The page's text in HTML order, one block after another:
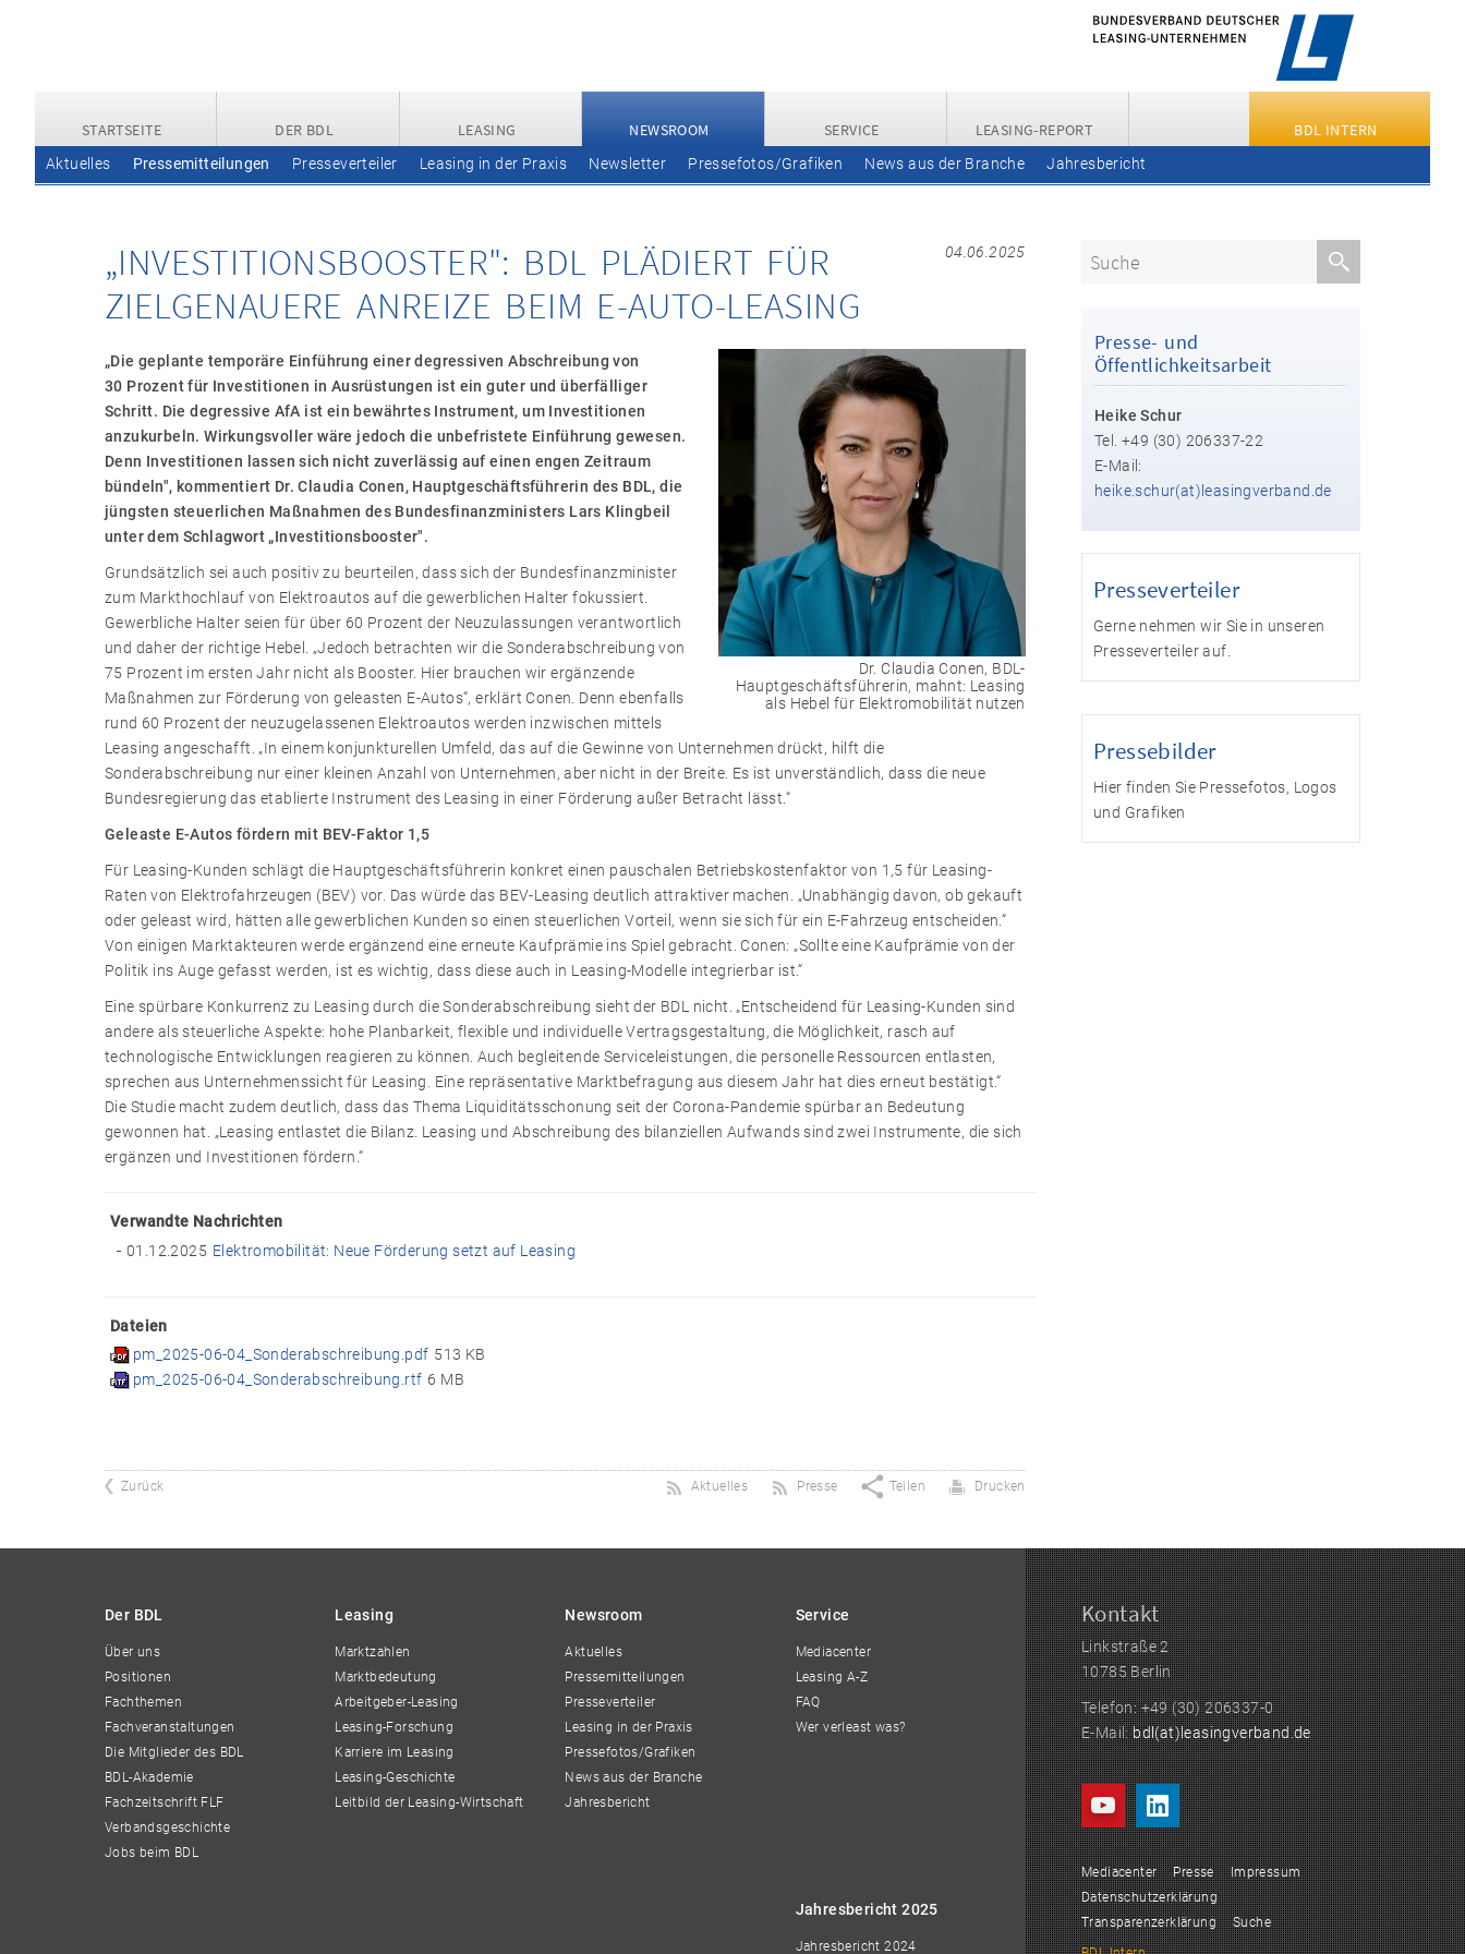
STARTSEITE DER BDL LEASING NEWSROOM SERVICE LEASING-REPORT BDL INTERN
Aktuelles Pressemitteilungen Presseverteiler Leasing in der Praxis Newsletter Pressefotos/Grafiken News aus der Branche Jahresbericht
04.06.2025
„INVESTITIONSBOOSTER": BDL PLÄDIERT FÜR
ZIELGENAUERE ANREIZE BEIM E-AUTO-LEASING
Dr. Claudia Conen, BDL-
Hauptgeschäftsführerin, mahnt: Leasing
als Hebel für Elektromobilität nutzen
„Die geplante temporäre Einführung einer degressiven Abschreibung von
30 Prozent für Investitionen in Ausrüstungen ist ein guter und überfälliger
Schritt. Die degressive AfA ist ein bewährtes Instrument, um Investitionen
anzukurbeln. Wirkungsvoller wäre jedoch die unbefristete Einführung gewesen.
Denn Investitionen lassen sich nicht zuverlässig auf einen engen Zeitraum
bündeln", kommentiert Dr. Claudia Conen, Hauptgeschäftsführerin des BDL, die
jüngsten steuerlichen Maßnahmen des Bundesfinanzministers Lars Klingbeil
unter dem Schlagwort „Investitionsbooster".
Grundsätzlich sei auch positiv zu beurteilen, dass sich der Bundesfinanzminister
zum Markthochlauf von Elektroautos auf die gewerblichen Halter fokussiert.
Gewerbliche Halter seien für über 60 Prozent der Neuzulassungen verantwortlich
und daher der richtige Hebel. „Jedoch betrachten wir die Sonderabschreibung von
75 Prozent im ersten Jahr nicht als Booster. Hier brauchen wir ergänzende
Maßnahmen zur Förderung von geleasten E-Autos“, erklärt Conen. Denn ebenfalls
rund 60 Prozent der neuzugelassenen Elektroautos werden inzwischen mittels
Leasing angeschafft. „In einem konjunkturellen Umfeld, das auf die Gewinne von Unternehmen drückt, hilft die
Sonderabschreibung nur einer kleinen Anzahl von Unternehmen, aber nicht in der Breite. Es ist unverständlich, dass die neue
Bundesregierung das etablierte Instrument des Leasing in einer Förderung außer Betracht lässt.“
Geleaste E-Autos fördern mit BEV-Faktor 1,5
Für Leasing-Kunden schlägt die Hauptgeschäftsführerin konkret einen pauschalen Betriebskostenfaktor von 1,5 für Leasing-
Raten von Elektrofahrzeugen (BEV) vor. Das würde das BEV-Leasing deutlich attraktiver machen. „Unabhängig davon, ob gekauft
oder geleast wird, hätten alle gewerblichen Kunden so einen steuerlichen Vorteil, wenn sie sich für ein E-Fahrzeug entscheiden.“
Von einigen Marktakteuren werde ergänzend eine erneute Kaufprämie ins Spiel gebracht. Conen: „Sollte eine Kaufprämie von der
Politik ins Auge gefasst werden, ist es wichtig, dass diese auch in Leasing-Modelle integrierbar ist.“
Eine spürbare Konkurrenz zu Leasing durch die Sonderabschreibung sieht der BDL nicht. „Entscheidend für Leasing-Kunden sind
andere als steuerliche Aspekte: hohe Planbarkeit, flexible und individuelle Vertragsgestaltung, die Möglichkeit, rasch auf
technologische Entwicklungen reagieren zu können. Auch begleitende Serviceleistungen, die personelle Ressourcen entlasten,
sprechen aus Unternehmenssicht für Leasing. Eine repräsentative Marktbefragung aus diesem Jahr hat dies erneut bestätigt.“
Die Studie macht zudem deutlich, dass das Thema Liquiditätsschonung seit der Corona-Pandemie spürbar an Bedeutung
gewonnen hat. „Leasing entlastet die Bilanz. Leasing und Abschreibung des bilanziellen Aufwands sind zwei Instrumente, die sich
ergänzen und Investitionen fördern.“
Verwandte Nachrichten
01.12.2025 Elektromobilität: Neue Förderung setzt auf Leasing
Dateien
pm_2025-06-04_Sonderabschreibung.pdf 513 KB
pm_2025-06-04_Sonderabschreibung.rtf 6 MB
Zurück Drucken
Teilen
Presse
Aktuelles
Presse- und
Öffentlichkeitsarbeit
Heike Schur
Tel. +49 (30) 206337-22
E-Mail:
heike.schur(at)leasingverband.de
Presseverteiler
Gerne nehmen wir Sie in unseren
Presseverteiler auf.
Pressebilder
Hier finden Sie Pressefotos, Logos
und Grafiken
Der BDL
Über uns
Positionen
Fachthemen
Fachveranstaltungen
Die Mitglieder des BDL
BDL-Akademie
Fachzeitschrift FLF
Verbandsgeschichte
Jobs beim BDL
Leasing
Marktzahlen
Marktbedeutung
Arbeitgeber-Leasing
Leasing-Forschung
Karriere im Leasing
Leasing-Geschichte
Leitbild der Leasing-Wirtschaft
Newsroom
Aktuelles
Pressemitteilungen
Presseverteiler
Leasing in der Praxis
Pressefotos/Grafiken
News aus der Branche
Jahresbericht
Service
Mediacenter
Leasing A-Z
FAQ
Wer verleast was?
Jahresbericht 2025
Jahresbericht 2024
Kontakt
Linkstraße 2
10785 Berlin
Telefon: +49 (30) 206337-0
E-Mail:bdl(at)leasingverband.de
Mediacenter Presse
Impressum
Datenschutzerklärung
Transparenzerklärung
Suche